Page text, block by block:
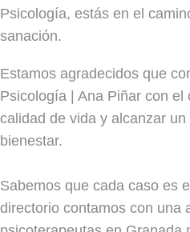
Psicología, estás en el
sanación.
Estamos agradecidos que
Psicología | Ana Piñar con el
calidad de vida y alcanzar
bienestar.
Sabemos que cada caso es
directorio contamos con una